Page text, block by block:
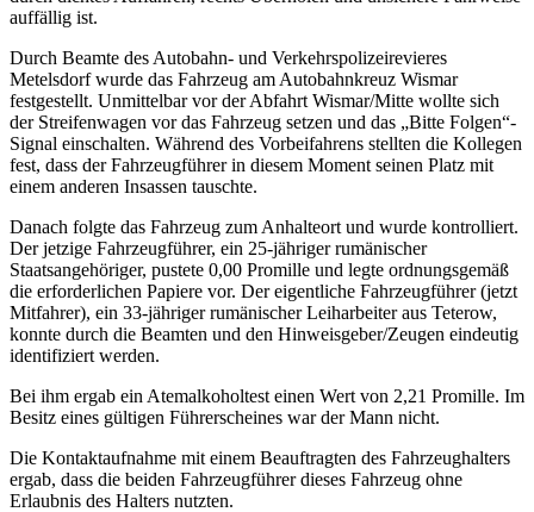
auffällig ist.
Durch Beamte des Autobahn- und Verkehrspolizeirevieres
Metelsdorf wurde das Fahrzeug am Autobahnkreuz Wismar
festgestellt. Unmittelbar vor der Abfahrt Wismar/Mitte wollte sich
der Streifenwagen vor das Fahrzeug setzen und das „Bitte Folgen“-
Signal einschalten. Während des Vorbeifahrens stellten die Kollegen
fest, dass der Fahrzeugführer in diesem Moment seinen Platz mit
einem anderen Insassen tauschte.
Danach folgte das Fahrzeug zum Anhalteort und wurde kontrolliert.
Der jetzige Fahrzeugführer, ein 25-jähriger rumänischer
Staatsangehöriger, pustete 0,00 Promille und legte ordnungsgemäß
die erforderlichen Papiere vor. Der eigentliche Fahrzeugführer (jetzt
Mitfahrer), ein 33-jähriger rumänischer Leiharbeiter aus Teterow,
konnte durch die Beamten und den Hinweisgeber/Zeugen eindeutig
identifiziert werden.
Bei ihm ergab ein Atemalkoholtest einen Wert von 2,21 Promille. Im
Besitz eines gültigen Führerscheines war der Mann nicht.
Die Kontaktaufnahme mit einem Beauftragten des Fahrzeughalters
ergab, dass die beiden Fahrzeugführer dieses Fahrzeug ohne
Erlaubnis des Halters nutzten.